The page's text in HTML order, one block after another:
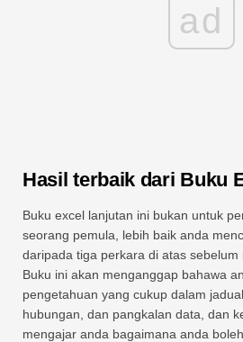
ad
Hasil terbaik dari Buku
Buku excel lanjutan ini bukan untuk
seorang pemula, lebih baik anda
daripada tiga perkara di atas sebelum
Buku ini akan menganggap bahawa
pengetahuan yang cukup dalam
hubungan, dan pangkalan data, dan
mengajar anda bagaimana anda